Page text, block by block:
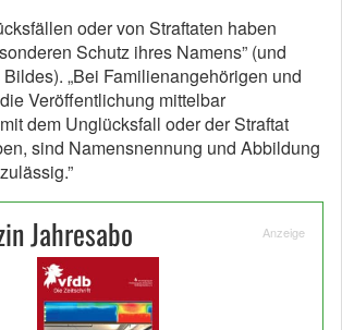
oder von Straftaten haben
Schutz ihres Namens” (und
„Bei Familienangehörigen und
Veröffentlichung mittelbar
dem Unglücksfall oder der Straftat
sind Namensnennung und Abbildung
Jahresabo Anzeige